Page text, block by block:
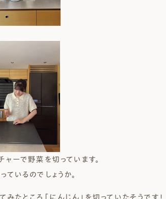
ャーで野菜を切っています。
ているのでしょうか。
みたところ「にんじん」を切っていたそうです！